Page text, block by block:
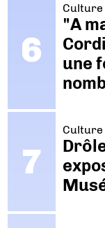
Culture
"A
une
Culture